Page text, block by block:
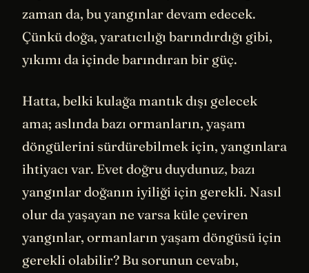
zaman da, bu yangınlar devam edecek.
Çünkü doğa, yaratıcılığı barındırdığı gibi,
yıkımı da içinde barındıran bir güç.
Hatta, belki kulağa mantık dışı gelecek
ama; aslında bazı ormanların, yaşam
döngülerini sürdürebilmek için, yangınlara
ihtiyacı var. Evet doğru duydunuz, bazı
yangınlar doğanın iyiliği için gerekli. Nasıl
olur da yaşayan ne varsa küle çeviren
yangınlar, ormanların yaşam döngüsü için
gerekli olabilir? Bu sorunun cevabı,